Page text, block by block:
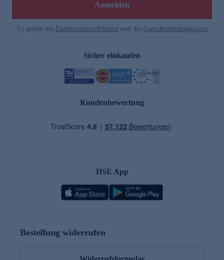
Anmelden
Es gelten die Datenschutzrichtlinien und die Gutscheinbedingungen
Sicher einkaufen
Kundenbewertung
HSE App
Bestellung widerrufen